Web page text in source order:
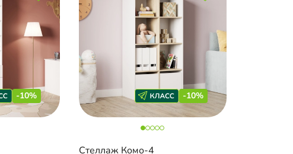
-10% -10%
Стеллаж Комо-4